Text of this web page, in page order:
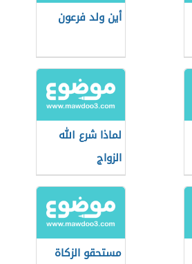
أين ولد فرعون
لماذا شرع الله
الزواج
مستحقو الزكاة